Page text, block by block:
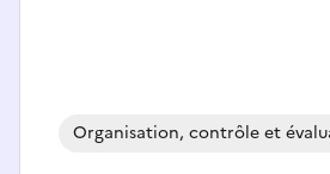
Organisation, contrôle et